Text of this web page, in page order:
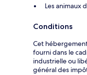
Les animaux
Conditions
Cet
fourni dans le
industrielle ou
général des